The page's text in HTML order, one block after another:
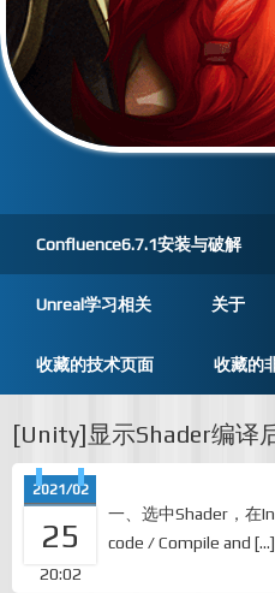
Confluence6.7.1安装与破解
Unreal学习相关 关于
收藏的技术页面 收藏的
[Unity]显示Shader编译
2021/02
25
20:02
一、选中Shader，在
code / Compile and […]